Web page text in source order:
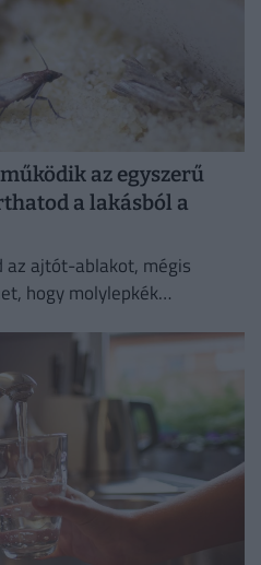
az egyszerű
a lakásból a
az ajtót-ablakot, mégis
hogy molylepkék